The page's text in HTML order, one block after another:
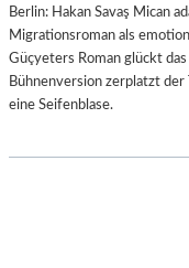
Berlin: Hakan Savaş Mican
Migrationsroman als
Güçyeters Roman glückt
Bühnenversion zerplatzt
eine Seifenblase.